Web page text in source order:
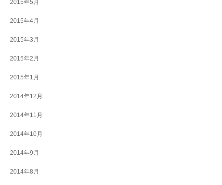
2015年5月
2015年4月
2015年3月
2015年2月
2015年1月
2014年12月
2014年11月
2014年10月
2014年9月
2014年8月